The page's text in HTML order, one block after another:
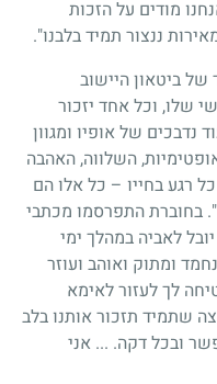
מודים על הזכות
ננצור תמיד בלבנו".
של ביטאון היישוב
שלו, וכל אחד יזכור
נדבכים של אופיו ומגוון
השלווה, האהבה
רגע בחייו – כל אלו הם
בחוברת התפרסמו מכתבי
לאביה במהלך ימי
ומתוק ואוהב ועוזר
לך לעזור לאימא
שתמיד תזכור אותנו בלב
ובכל דקה. ... אני